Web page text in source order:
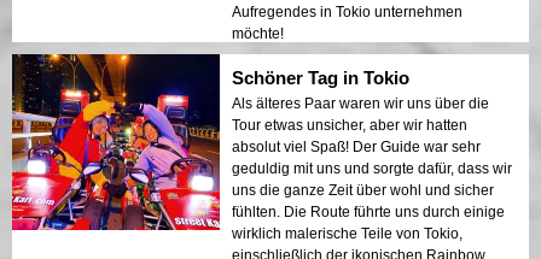
Aufregendes in Tokio unternehmen
möchte!
Schöner Tag in Tokio
Als älteres Paar waren wir uns über die
Tour etwas unsicher, aber wir hatten
absolut viel Spaß! Der Guide war sehr
geduldig mit uns und sorgte dafür, dass wir
uns die ganze Zeit über wohl und sicher
fühlten. Die Route führte uns durch einige
wirklich malerische Teile von Tokio,
einschließlich der ikonischen Rainbow